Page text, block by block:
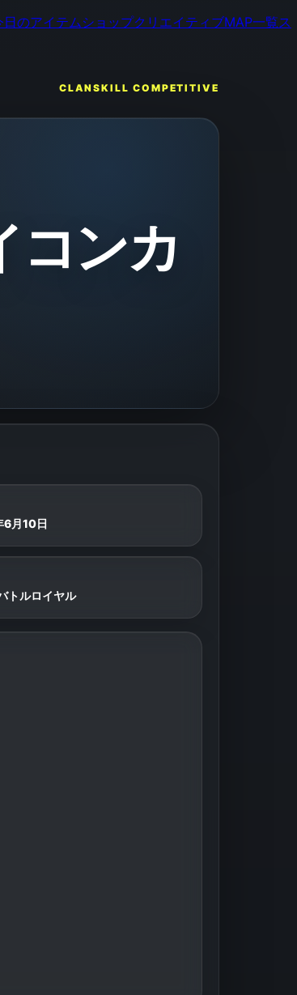
日のアイテムショップクリエイティブMAP一覧ス
CLANSKILL COMPETITIVE
コンカ
6月10日
トルロイヤル